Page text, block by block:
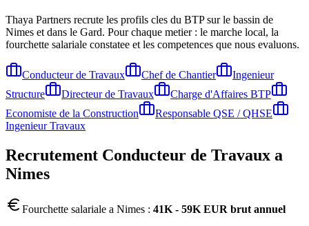
Thaya Partners recrute les profils cles du BTP sur le bassin de
Nimes et dans le Gard. Pour chaque metier : le marche local, la
fourchette salariale constatee et les competences que nous evaluons.
Conducteur de Travaux Chef de Chantier
Ingenieur
Structure
Directeur de Travaux
Charge d'Affaires BTP
Economiste de la Construction
Responsable QSE / QHSE
Ingenieur Travaux
Recrutement Conducteur de Travaux a
Nimes
Fourchette salariale a Nimes : 41K - 59K EUR brut annuel